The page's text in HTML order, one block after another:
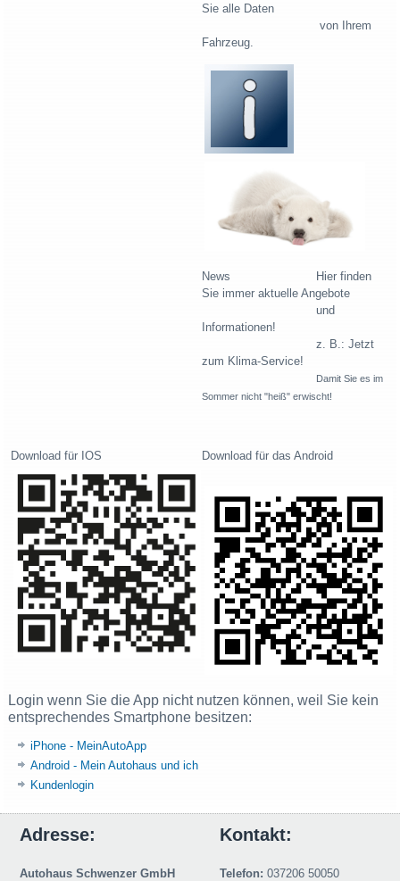
Sie alle Daten
von Ihrem
Fahrzeug.
News Hier finden
Sie immer aktuelle Angebote
und
Informationen!
z. B.: Jetzt
zum Klima-Service!
Damit Sie es im
Sommer nicht "heiß" erwischt!
Download für IOS Download für das Android
Login wenn Sie die App nicht nutzen können, weil Sie kein
entsprechendes Smartphone besitzen:
iPhone - MeinAutoApp
Android - Mein Autohaus und ich
Kundenlogin
Adresse:
Autohaus Schwenzer GmbH
Kontakt:
Telefon: 037206 50050